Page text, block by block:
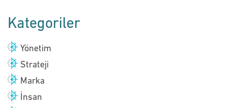
Kategoriler
Yönetim
Strateji
Marka
İnsan